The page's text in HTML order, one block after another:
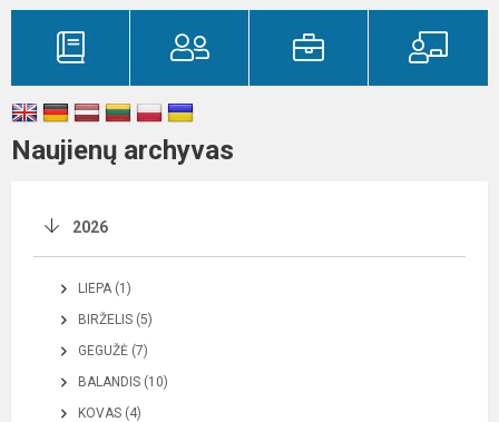
Naujienų archyvas
2026
LIEPA (1)
BIRŽELIS (5)
GEGUŽĖ (7)
BALANDIS (10)
KOVAS (4)